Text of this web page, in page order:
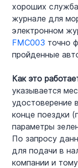
хороших
журнале для
электронном
FMC003 точно
пройденные
Как это
указывается
удостоверение
конце поездки
параметры
По запросу
для подачи в
компании и